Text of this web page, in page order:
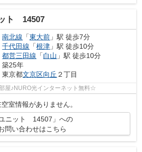
ト 14507
南北線 「東大前 」駅 徒歩7分
千代田線 「根津 」駅 徒歩10分
都営三田線 「白山 」駅 徒歩10分
築25年
東京都文京区向丘 ２丁目
屋♪NURO光インターネット無料☆
室情報がありません。
ユニット 14507」への
問い合わせはこちら